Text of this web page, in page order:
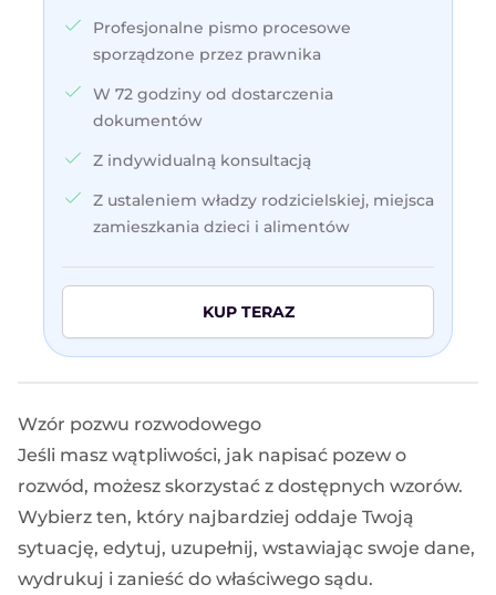
Profesjonalne pismo procesowe
sporządzone przez prawnika
W 72 godziny od dostarczenia
dokumentów
Z indywidualną konsultacją
Z ustaleniem władzy rodzicielskiej, miejsca
zamieszkania dzieci i alimentów
KUP TERAZ
Wzór pozwu rozwodowego
Jeśli masz wątpliwości, jak napisać pozew o
rozwód, możesz skorzystać z dostępnych wzorów.
Wybierz ten, który najbardziej oddaje Twoją
sytuację, edytuj, uzupełnij, wstawiając swoje dane,
wydrukuj i zanieść do właściwego sądu.